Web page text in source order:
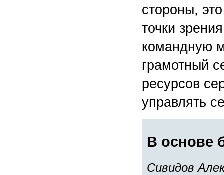
стороны,
точки
командную
грамотный
ресурсов
управлять
В основе
Сивидов